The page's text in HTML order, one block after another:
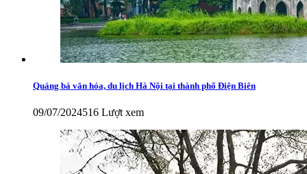
Quảng bá văn hóa, du lịch Hà Nội tại thành phố Điện Biên
09/07/2024516 Lượt xem